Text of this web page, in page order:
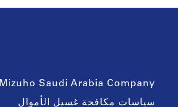
Mizuho Saudi Arabia Company
سياسات مكافحة غسيل الأموال